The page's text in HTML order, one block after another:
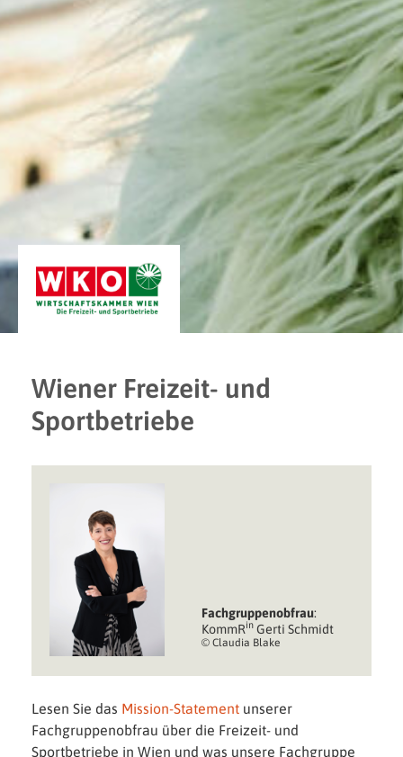
Wiener Freizeit- und
Sportbetriebe
Fachgruppen­obfrau:
KommRin Gerti Schmidt
© Claudia Blake
Lesen Sie das Mission-Statement unserer
Fachgruppenobfrau über die Freizeit- und
Sportbetriebe in Wien und was unsere Fachgruppe